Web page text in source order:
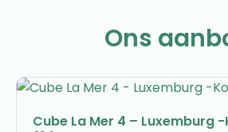
Ons
Cube La Mer 4 – Luxemburg